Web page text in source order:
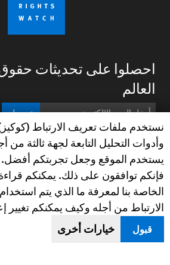
احصلوا على تحديثات
العالم
تسجيل
ابقوا على اتصال
Footer
menu
خريطة الموقع Text Version
Rights Watch cookie preferences
نستخدم ملفات تعريف الارتباط (كوكيز)،
وأدوات التحليل التابعة لجهة ثالثة
يستخدم الموقع وجعل تجربتكم أفضل.
فإنكم توافقون على ذلك. يمكنكم
الخاصة بنا لمعرفة ما الذي يتم
الارتباط من أجله وكيف يمكنكم تغيير
قبول خيارات أخرى